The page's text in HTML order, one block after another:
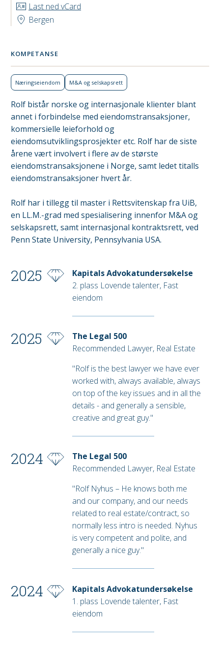
Last ned vCard
Bergen
KOMPETANSE
Nærings­eiendom M&A og selskapsrett
Rolf bistår norske og internasjonale klienter blant
annet i forbindelse med eiendomstransaksjoner,
kommersielle leieforhold og
eiendomsutviklingsprosjekter etc. Rolf har de siste
årene vært involvert i flere av de største
eiendomstransaksjonene i Norge, samt ledet titalls
eiendomstransaksjoner hvert år.
Rolf har i tillegg til master i Rettsvitenskap fra UiB,
en LL.M.-grad med spesialisering innenfor M&A og
selskapsrett, samt internasjonal kontraktsrett, ved
Penn State University, Pennsylvania USA.
2025
Kapitals Advokatundersøkelse
2. plass Lovende talenter, Fast
eiendom
2025
The Legal 500
Recommended Lawyer, Real Estate
"Rolf is the best lawyer we have ever
worked with, always available, always
on top of the key issues and in all the
details - and generally a sensible,
creative and great guy."
2024
The Legal 500
Recommended Lawyer, Real Estate
"Rolf Nyhus – He knows both me
and our company, and our needs
related to real estate/contract, so
normally less intro is needed. Nyhus
is very competent and polite, and
generally a nice guy."
2024
Kapitals Advokatundersøkelse
1. plass Lovende talenter, Fast
eiendom